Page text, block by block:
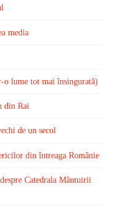
media
lume tot mai însingurată)
din Rai
de un secol
din întreaga Românie
Catedrala Mântuirii